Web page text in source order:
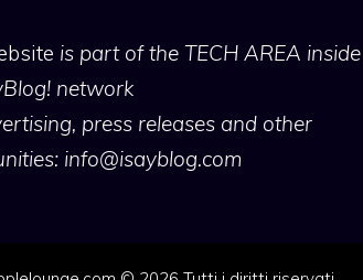
is part of the TECH AREA inside
network
press releases and other
info@isayblog.com